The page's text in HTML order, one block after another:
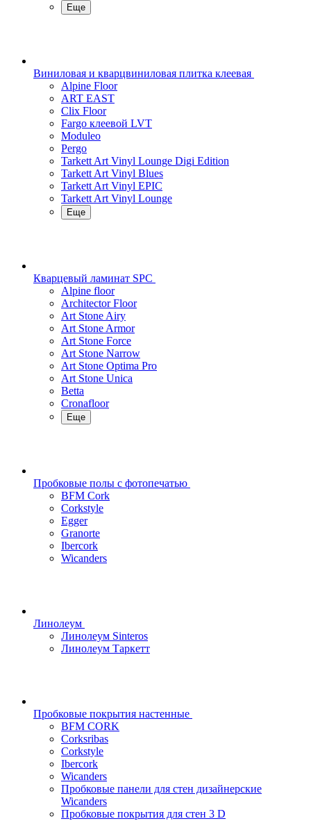
Еще
Виниловая и кварцвиниловая плитка клеевая
Alpine Floor
ART EAST
Clix Floor
Fargo клеевой LVT
Moduleo
Pergo
Tarkett Art Vinyl Lounge Digi Edition
Tarkett Art Vinyl Blues
Tarkett Art Vinyl EPIC
Tarkett Art Vinyl Lounge
Еще
Кварцевый ламинат SPC
Alpine floor
Architector Floor
Art Stone Airy
Art Stone Armor
Art Stone Force
Art Stone Narrow
Art Stone Optima Pro
Art Stone Unica
Betta
Cronafloor
Еще
Пробковые полы с фотопечатью
BFM Cork
Corkstyle
Egger
Granorte
Ibercork
Wicanders
Линолеум
Линолеум Sinteros
Линолеум Таркетт
Пробковые покрытия настенные
BFM CORK
Corksribas
Corkstyle
Ibercork
Wicanders
Пробковые панели для стен дизайнерские
Wicanders
Пробковые покрытия для стен 3 D